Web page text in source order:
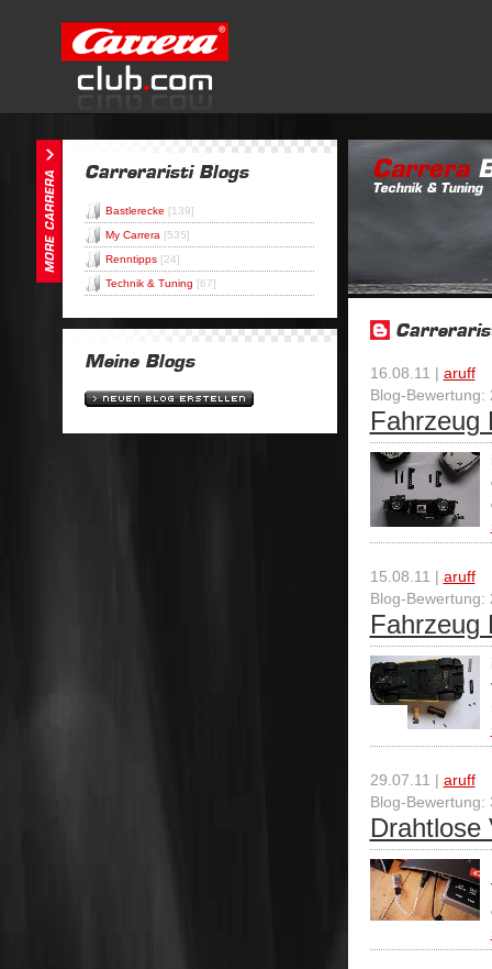
Bastlerecke [139]
My Carrera [535]
Renntipps [24]
Technik & Tuning [67]
16.08.11 | aruff
Blog-Bewertung:
Fahrzeug
15.08.11 | aruff
Blog-Bewertung:
Fahrzeug
29.07.11 | aruff
Blog-Bewertung:
Drahtlose